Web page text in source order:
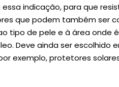
indicação, para que
que podem também ser
tipo de pele e à área onde
Deve ainda ser escolhido
exemplo, protetores